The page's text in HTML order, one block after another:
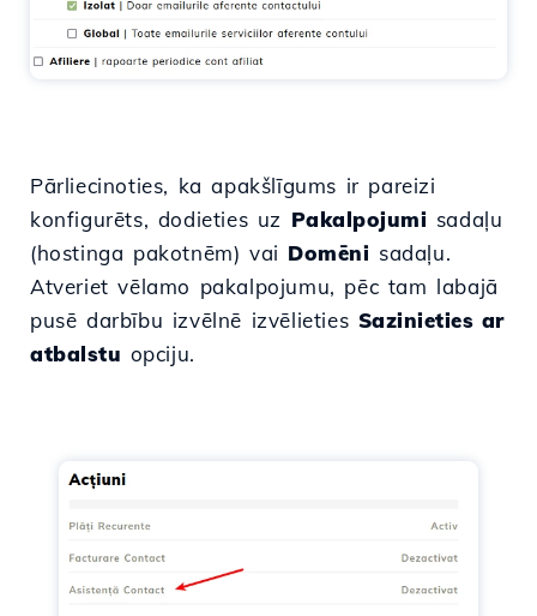
Pārliecinoties, ka apakšlīgums ir pareizi
konfigurēts, dodieties uz Pakalpojumi sadaļu
(hostinga pakotnēm) vai Domēni sadaļu.
Atveriet vēlamo pakalpojumu, pēc tam labajā
pusē darbību izvēlnē izvēlieties Sazinieties ar
atbalstu opciju.